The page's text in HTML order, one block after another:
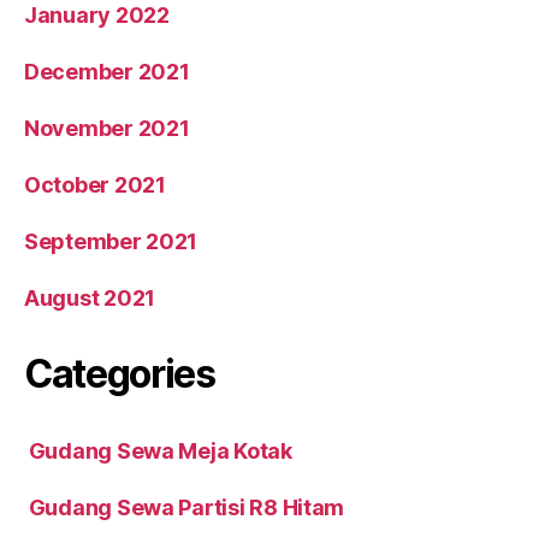
January 2022
December 2021
November 2021
October 2021
September 2021
August 2021
Categories
Gudang Sewa Meja Kotak
Gudang Sewa Partisi R8 Hitam